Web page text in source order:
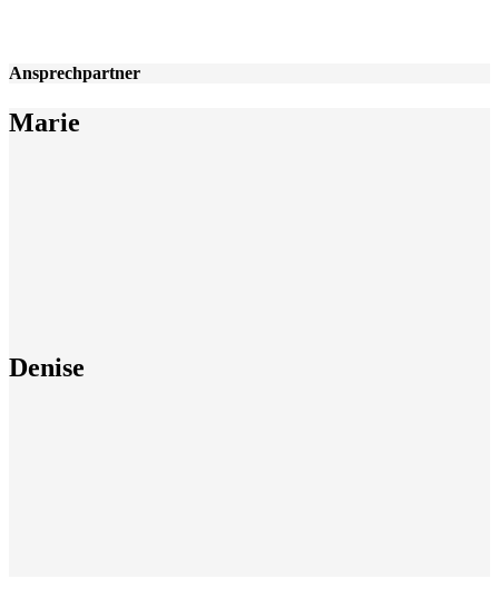
Ansprechpartner
Marie
Denise